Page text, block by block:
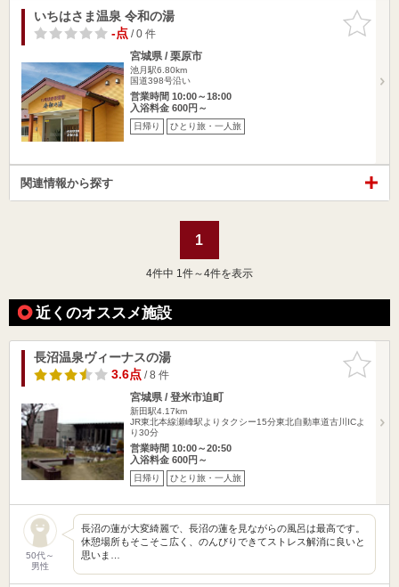
お気に入
りに追加
いちはさま温泉 令和の湯
-点/ 0 件
宮城県 / 栗原市
池月駅6.80km
国道398号沿い
営業時間 10:00～18:00
入浴料金 600円～
日帰り ひとり旅・一人旅
関連情報から探す
1
4件中 1件～4件を表示
近くのオススメ施設
お気に入
りに追加
長沼温泉ヴィーナスの湯
3.6点/ 8 件
宮城県 / 登米市迫町
新田駅4.17km
JR東北本線瀬峰駅よりタクシー15分東北自動車道古川ICよ
り30分
営業時間 10:00～20:50
入浴料金 600円～
日帰り ひとり旅・一人旅
50代～
男性
長沼の蓮が大変綺麗で、長沼の蓮を見ながらの風呂は最高です。
休憩場所もそこそこ広く、のんびりできてストレス解消に良いと
思いま…